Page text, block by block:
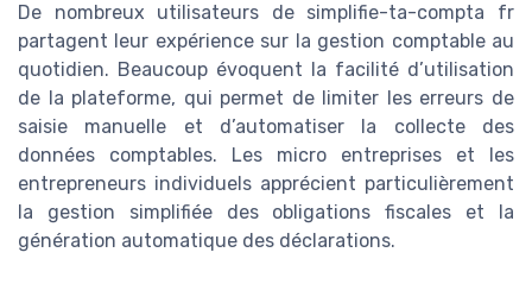
De nombreux utilisateurs de simplifie-ta-compta fr
partagent leur expérience sur la gestion comptable au
quotidien. Beaucoup évoquent la facilité d’utilisation
de la plateforme, qui permet de limiter les erreurs de
saisie manuelle et d’automatiser la collecte des
données comptables. Les micro entreprises et les
entrepreneurs individuels apprécient particulièrement
la gestion simplifiée des obligations fiscales et la
génération automatique des déclarations.